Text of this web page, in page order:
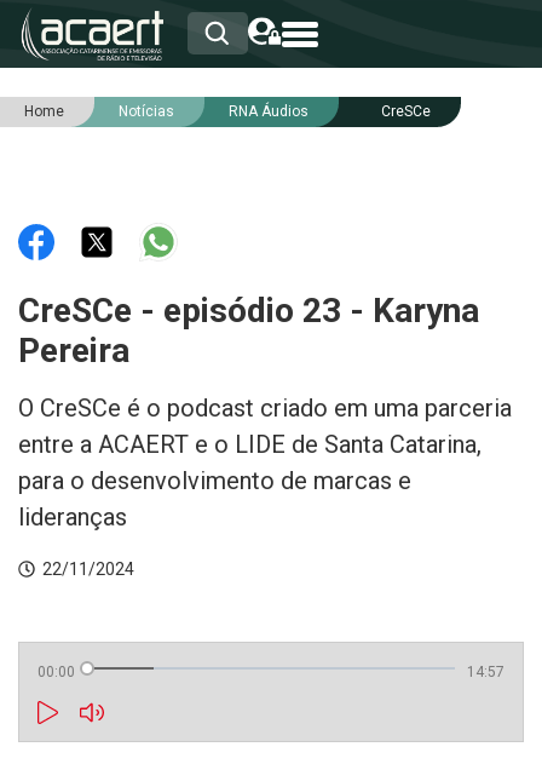
HOME
RNA
NOTÍCIAS
INTEGRIDADE
Home Notícias RNA Áudios CreSCe
CreSCe - episódio 23 - Karyna
Pereira
O CreSCe é o podcast criado em uma parceria
entre a ACAERT e o LIDE de Santa Catarina,
para o desenvolvimento de marcas e
lideranças
22/11/2024
00:00 14:57